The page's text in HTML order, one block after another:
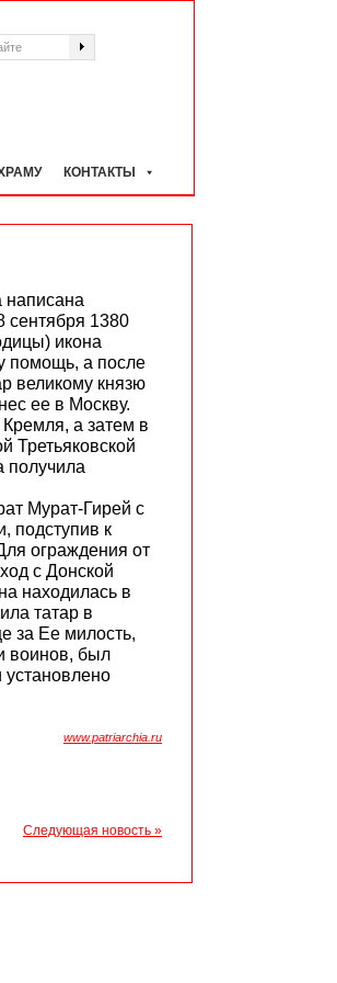
КОНТАКТЫ
написана
сентября 1380
икона
помощь, а после
великому князю
ее в Москву.
а затем в
Третьяковской
получила
Мурат-Гирей с
подступив к
ограждения от
с Донской
находилась в
татар в
за Ее милость,
воинов, был
www.patriarchia.ru
Следующая новость »